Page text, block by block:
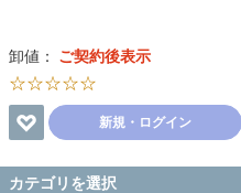
カテゴリを選択
卸値： ご契約後表示
☆☆☆☆☆
新規・ログイン